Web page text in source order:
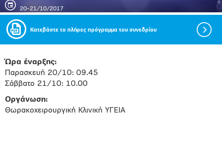
20-21/10/2017
Κατεβάστε το πλήρες πρόγραμμα του συνεδρίου
Ώρα έναρξης:
Παρασκευή 20/10: 09.45
Σάββατο 21/10: 10.00
Οργάνωση:
Θωρακοχειρουργική Κλινική ΥΓΕΙΑ